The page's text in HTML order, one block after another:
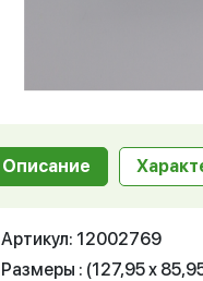
Описание
Артикул: 12002769
Размеры : (127,95 х